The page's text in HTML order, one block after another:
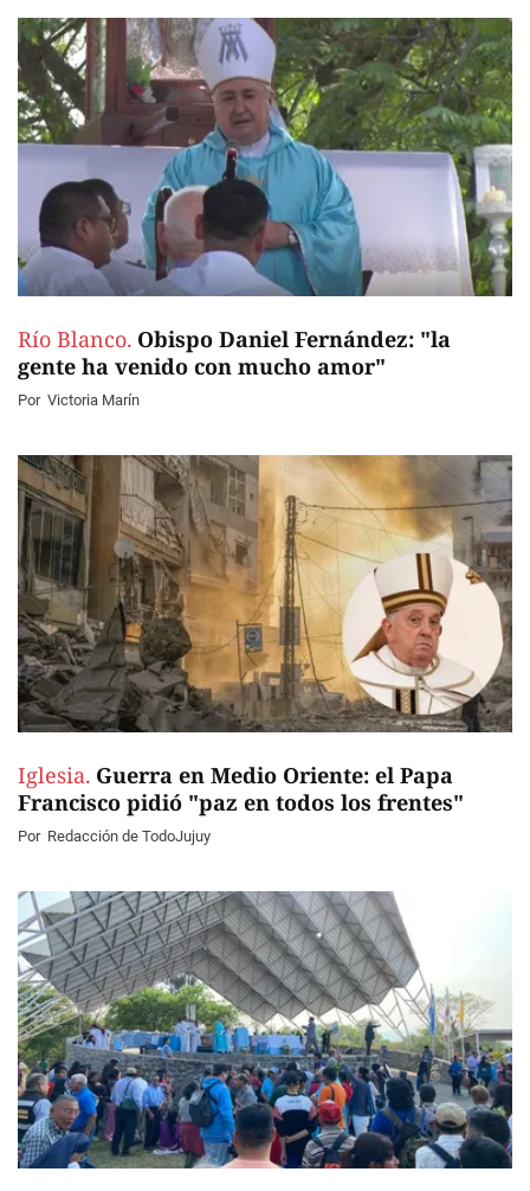
Río Blanco. Obispo Daniel Fernández: "la
gente ha venido con mucho amor"
Por Victoria Marín
Iglesia. Guerra en Medio Oriente: el Papa
Francisco pidió "paz en todos los frentes"
Por Redacción de TodoJujuy